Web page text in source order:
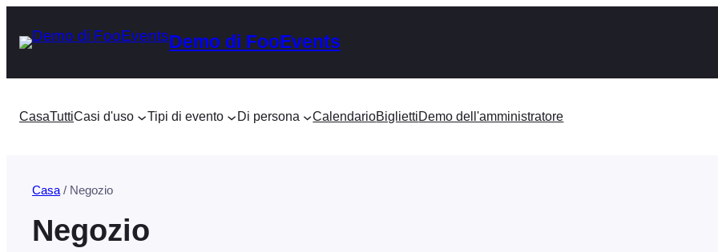
Demo di FooEvents
CasaTuttiCasi d'uso Tipi di evento Di persona CalendarioBigliettiDemo dell'amministratore
Casa / Negozio
Negozio